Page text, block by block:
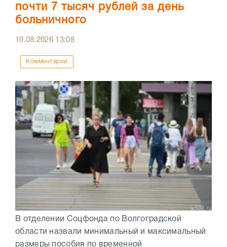
почти 7 тысяч рублей за день
больничного
10.08.2026 13:08
Комментарии
В отделении Соцфонда по Волгоградской
области назвали минимальный и максимальный
размеры пособия по временной